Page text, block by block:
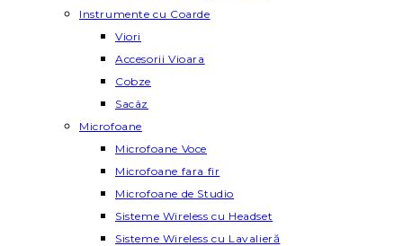
Instrumente cu Coarde
Viori
Accesorii Vioara
Cobze
Sacâz
Microfoane
Microfoane Voce
Microfoane fara fir
Microfoane de Studio
Sisteme Wireless cu Headset
Sisteme Wireless cu Lavalieră